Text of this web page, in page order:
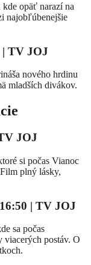
opäť narazí na
najobľúbenejšie
| TV JOJ
nového hrdinu
mladších divákov.
JOJ
si počas Vianoc
plný lásky,
| TV JOJ
sa počas
viacerých postáv. O